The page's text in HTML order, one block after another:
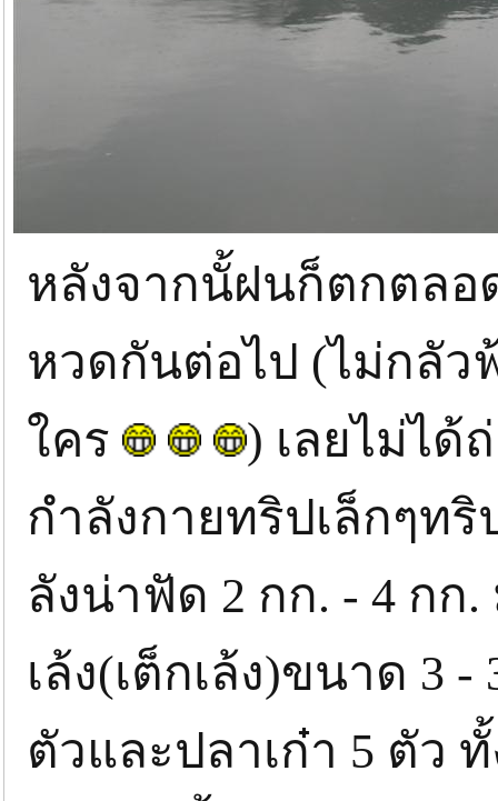
หลังจากนั้ฝนก็ตกตลอ
หวดกันต่อไป (ไม่กลัว
ใคร
) เลยไม่ได้
กำลังกายทริปเล็กๆท
ลังน่าฟัด 2 กก. - 4 กก
เล้ง(เต็กเล้ง)ขนาด 3
ตัวและปลาเก๋า 5 ตัว